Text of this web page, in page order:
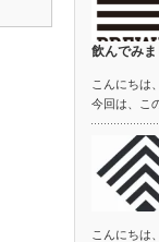
飲んでみま
こんにちは
今回は、こ
こんにちは